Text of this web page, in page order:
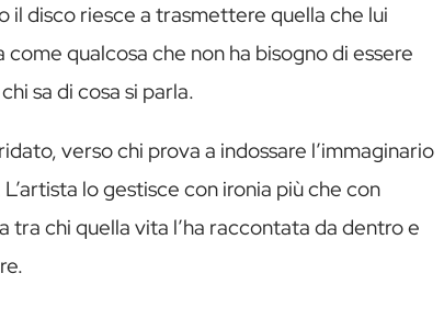
disco riesce a trasmettere quella che lui
qualcosa che non ha bisogno di essere
sa di cosa si parla.
verso chi prova a indossare l’immaginario
lo gestisce con ironia più che con
chi quella vita l’ha raccontata da dentro e